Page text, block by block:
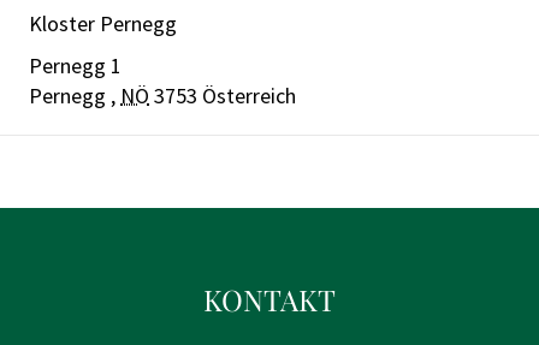
Kloster Pernegg
Pernegg 1
Pernegg , NÖ 3753 Österreich
KONTAKT